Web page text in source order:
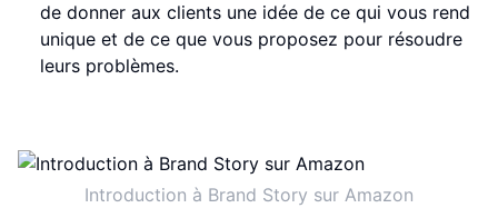
de donner aux clients une idée de ce qui vous rend
unique et de ce que vous proposez pour résoudre
leurs problèmes.
Introduction à Brand Story sur Amazon